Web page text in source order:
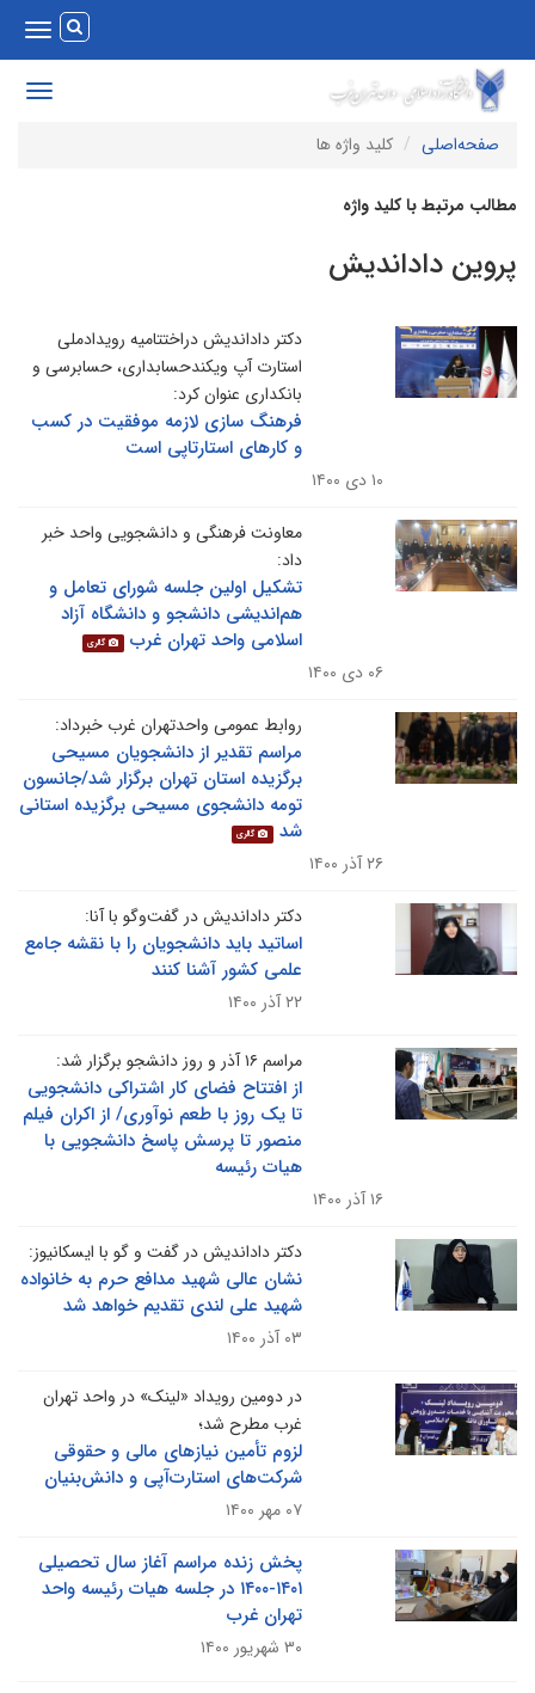
Toggle
Toggle
صفحه‌اصلی
کلید واژه ها
مرتبط با کلید واژه
داداندیش
دکتر داداندیش دراختتامیه رویدادملی
استارت آپ ویکندحسابداری، حسابرسی و
بانکداری عنوان کرد:
فرهنگ سازی لازمه موفقیت در کسب
و کارهای استارتاپی است
معاونت فرهنگی و دانشجویی واحد خبر
داد:
تشکیل اولین جلسه شورای تعامل و
هم‌اندیشی دانشجو و دانشگاه آزاد
اسلامی واحد تهران غرب
گالری
روابط عمومی واحدتهران غرب خبرداد:
مراسم تقدیر از دانشجویان مسیحی
برگزیده استان تهران برگزار شد/جانسون
تومه دانشجوی مسیحی برگزیده استانی
گالری
دکتر داداندیش در گفت‌وگو با آنا:
اساتید باید دانشجویان را با نقشه جامع
علمی کشور آشنا کنند
مراسم ۱۶ آذر و روز دانشجو برگزار شد:
از افتتاح فضای کار اشتراکی دانشجویی
تا یک روز با طعم نوآوری/ از اکران فیلم
منصور تا پرسش پاسخ دانشجویی با
هیات رئیسه
دکتر داداندیش در گفت و گو با ایسکانیوز:
نشان عالی شهید مدافع حرم به خانواده
شهید علی لندی تقدیم خواهد شد
در دومین رویداد «لینک» در واحد تهران
غرب مطرح شد؛
لزوم تأمین نیازهای مالی و حقوقی
شرکت‌های استارت‌آپی و دانش‌بنیان
پخش زنده مراسم آغاز سال تحصیلی
۱۴۰۱-۱۴۰۰ در جلسه هیات رئیسه واحد
تهران غرب